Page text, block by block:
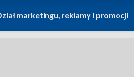
marketingu, reklamy i promocji